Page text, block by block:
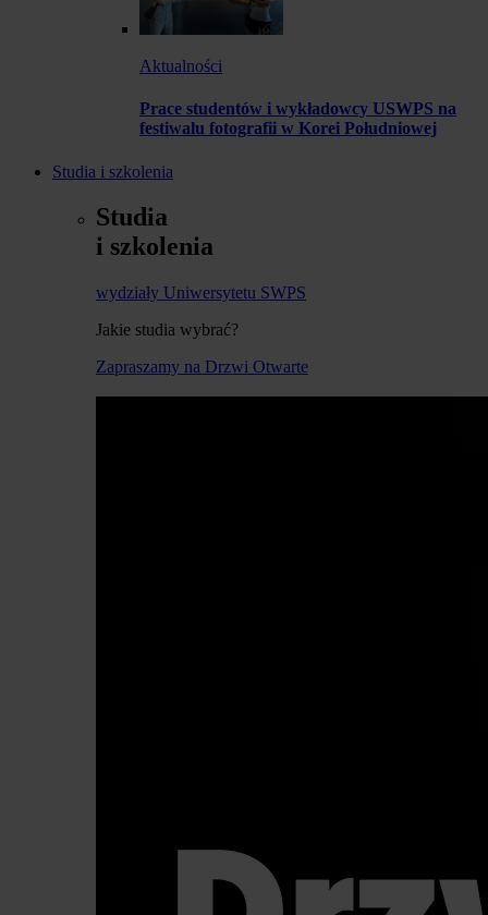
Aktualności
Prace studentów i wykładowcy USWPS na
festiwalu fotografii w Korei Południowej
Studia i szkolenia
Studia
i szkolenia
wydziały Uniwersytetu SWPS
Jakie studia wybrać?
Zapraszamy na Drzwi Otwarte